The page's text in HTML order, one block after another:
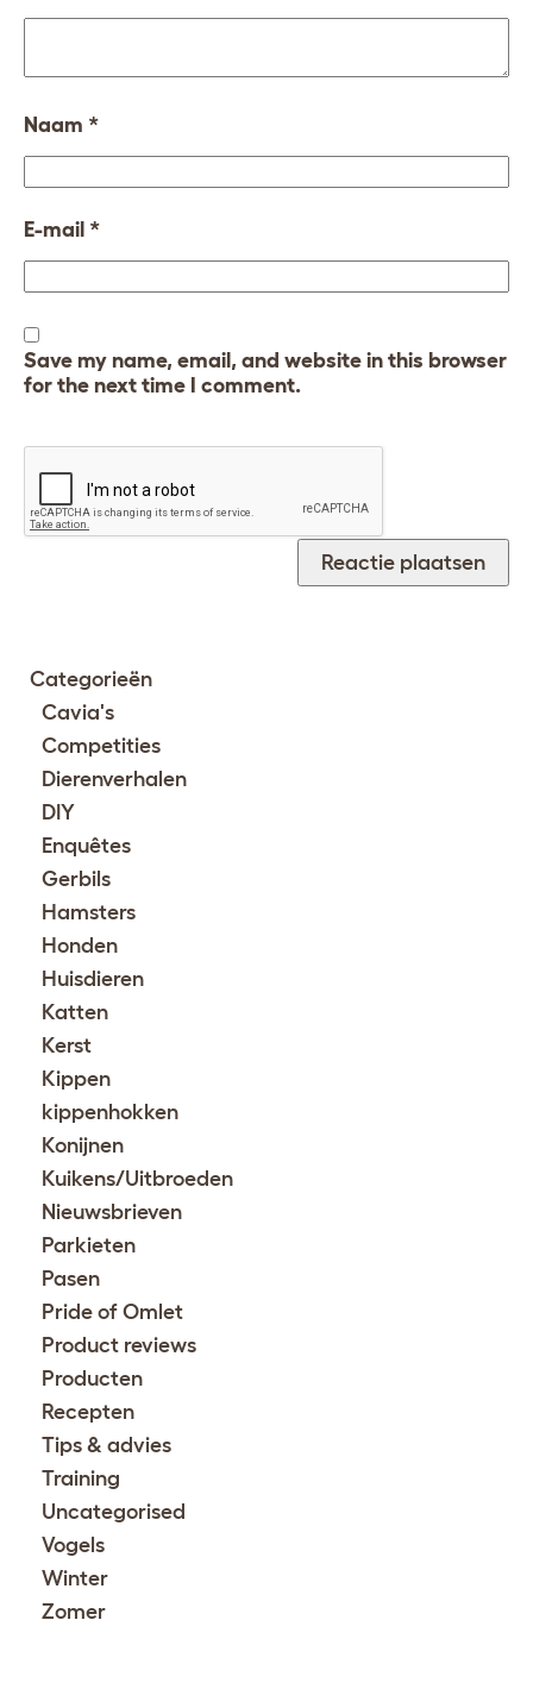
Naam *
E-mail *
Save my name, email, and website in this browser
for the next time I comment.
Categorieën
Cavia's
Competities
Dierenverhalen
DIY
Enquêtes
Gerbils
Hamsters
Honden
Huisdieren
Katten
Kerst
Kippen
kippenhokken
Konijnen
Kuikens/Uitbroeden
Nieuwsbrieven
Parkieten
Pasen
Pride of Omlet
Product reviews
Producten
Recepten
Tips & advies
Training
Uncategorised
Vogels
Winter
Zomer